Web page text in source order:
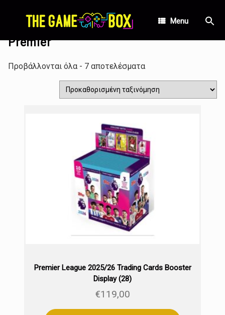
Menu
/ Προϊόντα με ετικέτα “Premier”
Premier
Προβάλλονται όλα - 7 αποτελέσματα
Premier League 2025/26 Trading Cards Booster
Display (28)
€119,00